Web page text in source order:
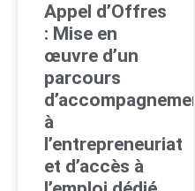
Appel d’Offres
: Mise en
œuvre d’un
parcours
à
l’entrepreneuriat
et d’accès à